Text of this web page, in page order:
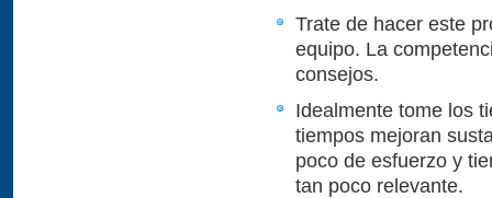
Trate de hacer este
equipo. La
consejos.
Idealmente tome los
tiempos mejoran
poco de esfuerzo y
tan poco relevante.